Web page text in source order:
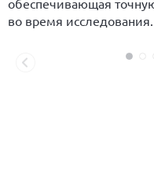
обеспечивающая
во время исследования.